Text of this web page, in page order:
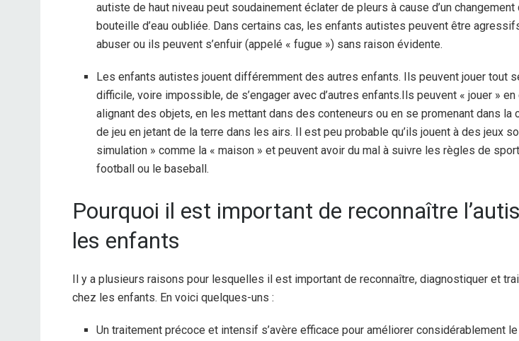
autiste de haut niveau peut soudainement éclater de pleurs à cause d’un changement
bouteille d’eau oubliée. Dans certains cas, les enfants autistes peuvent être
abuser ou ils peuvent s’enfuir (appelé « fugue ») sans raison évidente.
Les enfants autistes jouent différemment des autres enfants. Ils peuvent jouer tout
difficile, voire impossible, de s’engager avec d’autres enfants. Ils peuvent « jouer »
alignant des objets, en les mettant dans des conteneurs ou en se promenant dans la
de jeu en jetant de la terre dans les airs. Il est peu probable qu’ils jouent à des jeux
simulation » comme la « maison » et peuvent avoir du mal à suivre les règles de
football ou le baseball.
Pourquoi il est important de reconnaître
les enfants
Il y a plusieurs raisons pour lesquelles il est important de reconnaître, diagnostiquer et
chez les enfants. En voici quelques-uns :
Un traitement précoce et intensif s’avère efficace pour améliorer considérablement